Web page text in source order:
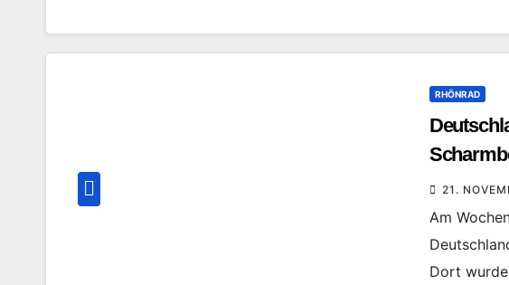
RHÖNRAD
11./12.
21.
Am
Dort